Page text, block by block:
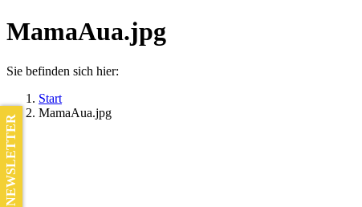
MamaAua.jpg
Sie befinden sich hier:
Start
MamaAua.jpg
NEWSLETTER